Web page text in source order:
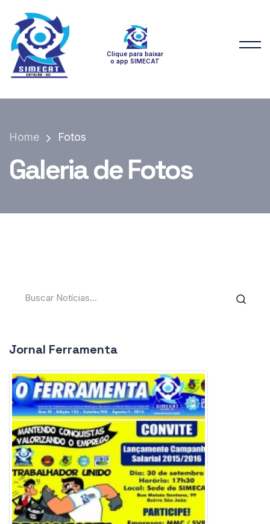
Clique para baixar
o app SIMECAT
Home Fotos
Galeria de Fotos
Jornal Ferramenta